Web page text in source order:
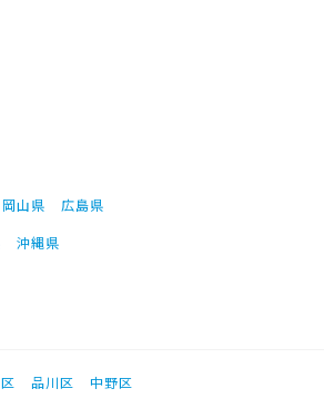
岡山県
広島県
沖縄県
品川区
中野区